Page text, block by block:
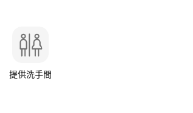
提供洗手間